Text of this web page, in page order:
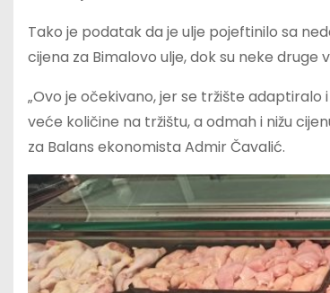
Tako je podatak da je ulje pojeftinilo sa
cijena za Bimalovo ulje, dok su neke druge
„Ovo je očekivano, jer se tržište
veće količine na tržištu, a odmah i nižu
za Balans ekonomista Admir Čavalić.